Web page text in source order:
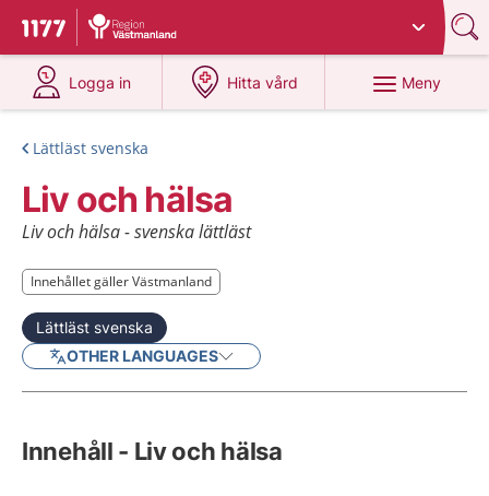
Till startsidan för 1177
Du har valt region
Logga in
på 1177.se
Hitta vård
på 1177.se
Meny
Lättläst svenska
Liv och hälsa
Liv och hälsa - svenska lättläst
Innehållet gäller Västmanland
Innehållet gäller Västmanland
Lättläst svenska
OTHER LANGUAGES
Innehåll - Liv och hälsa